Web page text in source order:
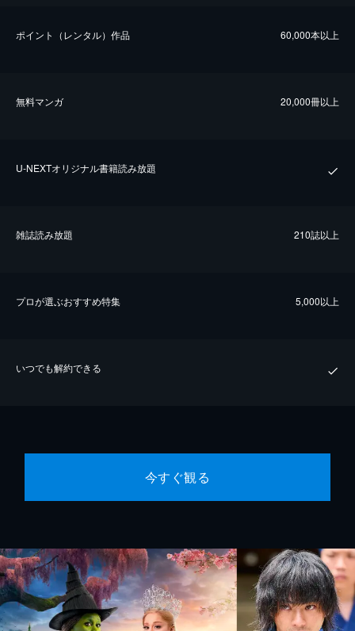
ポイント（レンタル）作品 60,000本以上
無料マンガ 20,000冊以上
U-NEXTオリジナル書籍読み放題
雑誌読み放題 210誌以上
プロが選ぶおすすめ特集 5,000以上
いつでも解約できる
今すぐ観る